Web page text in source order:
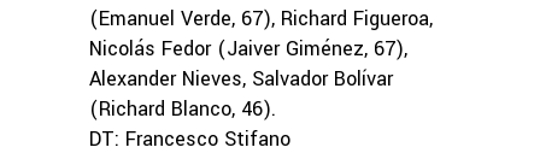
(Emanuel Verde, 67), Richard Figueroa,
Nicolás Fedor (Jaiver Giménez, 67),
Alexander Nieves, Salvador Bolívar
(Richard Blanco, 46).
DT: Francesco Stifano